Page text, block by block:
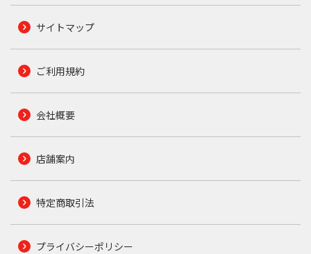
サイトマップ
ご利用規約
会社概要
店舗案内
特定商取引法
プライバシーポリシー